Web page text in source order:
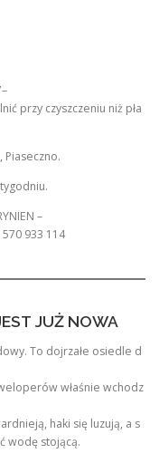
przy czyszczeniu niż pła
Piaseczno.
–
570 933 114
JUŻ NOWA
To dojrzałe osiedle d
właśnie wchodz
haki się luzują, a s
wodę stojącą.